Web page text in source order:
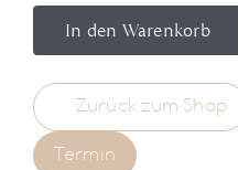
In den Warenkorb
Zurück zum Shop
Termin